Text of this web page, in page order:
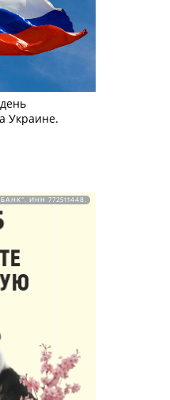
Украине.
ИНН 772511448.